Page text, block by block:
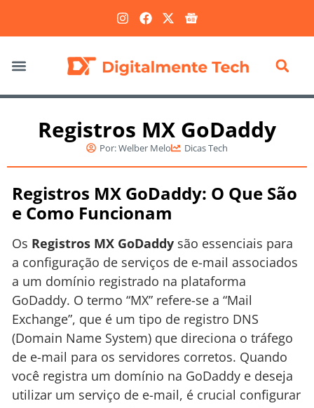
Registros MX GoDaddy
Por:Welber Melo Dicas Tech
Registros MX GoDaddy: O Que São
e Como Funcionam
Os Registros MX GoDaddy são essenciais para
a configuração de serviços de e-mail associados
a um domínio registrado na plataforma
GoDaddy. O termo “MX” refere-se a “Mail
Exchange”, que é um tipo de registro DNS
(Domain Name System) que direciona o tráfego
de e-mail para os servidores corretos. Quando
você registra um domínio na GoDaddy e deseja
utilizar um serviço de e-mail, é crucial configurar